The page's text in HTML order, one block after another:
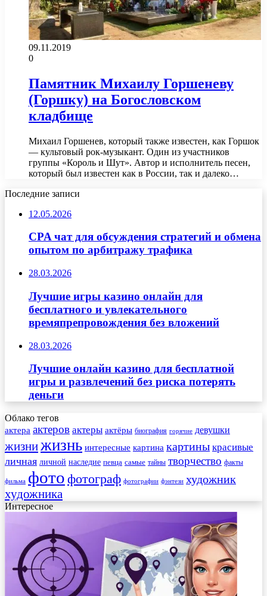
09.11.2019
0
Памятник Михаилу Горшеневу
(Горшку) на Богословском
кладбище
Михаил Горшенев, который также известен, как Горшок
— культовый рок-музыкант. Один из участников
группы «Король и Шут». Автор и исполнитель песен,
который был известен как в России, так и далеко…
Последние записи
12.05.2026
CPA чат для обсуждения стратегий и обмена
опытом по арбитражу трафика
28.03.2026
Лучшие игры казино онлайн для
бесплатного и увлекательного
времяпрепровождения без вложений
28.03.2026
Лучшие онлайн казино для бесплатной
игры и развлечений без риска потерять
деньги
Облако тегов
актера актеров актеры актёры биография горячие девушки
жизнижизнь интересные картина картины красивые
личная личной наследие певца самые тайны творчество факты
фильма фото фотограф фотографии фэнтези художник
художника
Интересное